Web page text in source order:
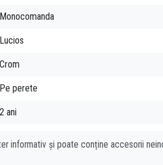
Monocomanda
Lucios
Crom
Pe perete
2 ani
informativ și poate conține accesorii